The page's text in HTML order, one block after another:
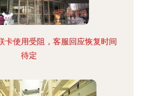
卡使用受阻，客服回应恢复时间
待定